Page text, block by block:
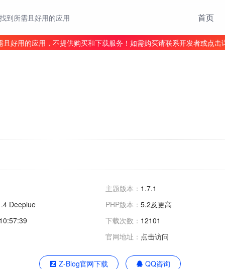
到所需且好用的应用 首页
好用的应用，不提供购买和下载服务！如需购买请联系开发者或点
主题版本： 1.7.1
Deeplue
PHP版本： 5.2及更高
下载次数： 12101
官网地址： 点击访问
Z-Blog官网下载 QQ咨询